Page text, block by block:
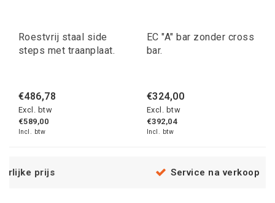
Roestvrij staal side
steps met traanplaat.
€486,78
Excl. btw
€589,00
Incl. btw
EC "A" bar zonder cross
bar.
€324,00
Excl. btw
€392,04
Incl. btw
Service na verkoop